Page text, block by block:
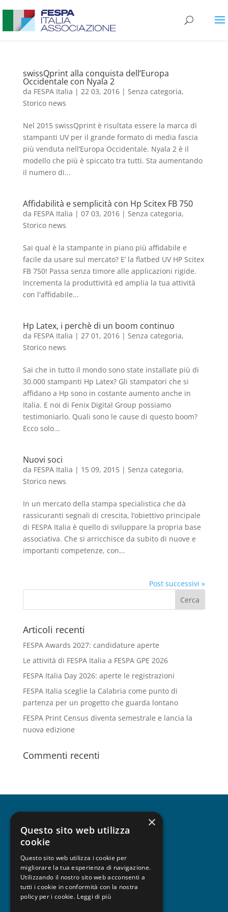
swissQprint alla conquista dell’Europa
Occidentale con Nyala 2
da FESPA Italia | 22 03, 2016| Senza categoria,
Storico news
Nel 2015 swissQprint è risultata essere la marca di
stampanti UV per il grande formato di media fascia
più venduta nell’Europa Occidentale. Nyala 2 è il
modello che più è spiccato tra tutti. Sta aumentando
il numero di...
Affidabilità e semplicità con Hp Scitex FB 750
da FESPA Italia | 07 03, 2016| Senza categoria,
Storico news
Sai qual è la stampante in piano più affidabile e
facile da usare sul mercato? E’ la flatbed UV HP Scitex
FB 750! Passa senza timore alle applicazioni rigide.
Incrementa la produttività ed amplia la tua attività
con l'affidabile...
Hp Latex, i perchè di un boom continuo
da FESPA Italia | 27 01, 2016| Senza categoria,
Storico news
Sai che in tutto il mondo sono state installate più di
30.000 stampanti Hp Latex? Gli stampatori che si
affidano a Hp sono in costante aumento anche in
Italia. E noi di Fenix Digital Group possiamo
testimoniarlo. Quali sono le cause di questo boom?
Ecco solo...
Nuovi soci
da FESPA Italia | 15 09, 2015| Senza categoria,
Storico news
In un mercato della stampa specialistica che dà
rassicuranti segnali di crescita, l’obiettivo principale
di FESPA Italia è quello di sviluppare la propria base
associativa. Che si arricchisce da subito di nuove e
importanti competenze, con...
Post successivi »
Articoli recenti
FESPA Awards 2027: candidature aperte
Le attività di FESPA Italia a FESPA GPE 2026
FESPA Italia Day 2026: aperte le registrazioni
FESPA Italia sceglie la Calabria come punto di
partenza per un progetto che guarda lontano
FESPA Print Census diventa semestrale e lancia la
nuova edizione
Commenti recenti
CHI SIAMO
UNISCITI A FESPA
×
Questo sito web utilizza
cookie
Questo sito web utilizza i cookie per
migliorare la tua esperienza di navigazione.
Utilizzando il nostro sito web acconsenti a
tutti i cookie in conformità con la nostra
policy per i cookie. Leggi di più